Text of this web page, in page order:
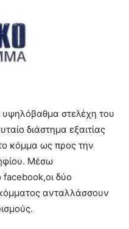
στελέχη του
διάστημα εξαιτίας
κόμμα ως προς την
Μέσω
δύο
κόμματος ανταλλάσσουν